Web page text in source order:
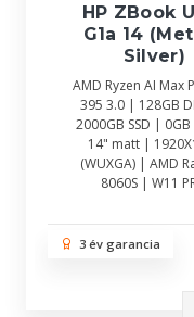
HP ZBook
G1a 14
Silver)
AMD Ryzen AI Max
395 3.0 | 128GB
2000GB SSD |
14" matt |
(WUXGA) | AMD
8060S | W11
3 év garancia